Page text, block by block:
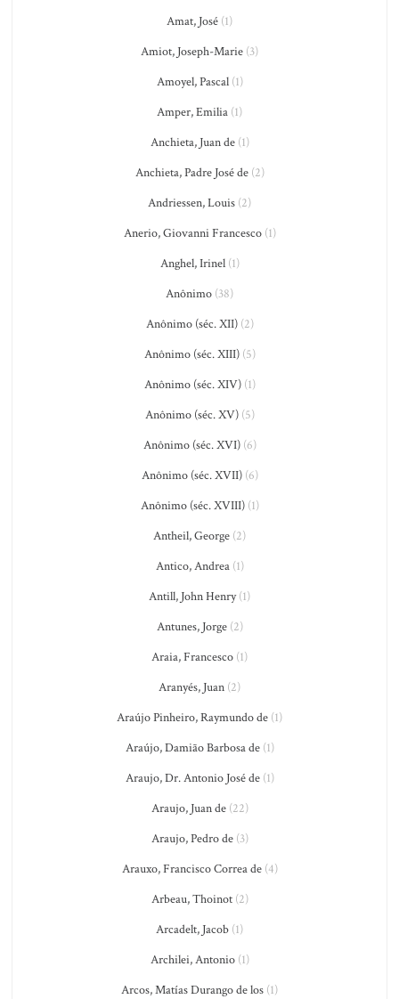
Amat, José (1)
Amiot, Joseph-Marie (3)
Amoyel, Pascal(1)
Amper, Emilia (1)
Anchieta, Juan de(1)
Anchieta, Padre José de(2)
Andriessen, Louis (2)
Anerio, Giovanni Francesco(1)
Anghel, Irinel(1)
Anônimo (38)
Anônimo (séc. XII)(2)
Anônimo (séc. XIII)(5)
Anônimo (séc. XIV)(1)
Anônimo (séc. XV)(5)
Anônimo (séc. XVI)(6)
Anônimo (séc. XVII)(6)
Anônimo (séc. XVIII)(1)
Antheil, George (2)
Antico, Andrea(1)
Antill, John Henry(1)
Antunes, Jorge(2)
Araia, Francesco (1)
Aranyés, Juan (2)
Araújo Pinheiro, Raymundo de (1)
Araújo, Damião Barbosa de(1)
Araujo, Dr. Antonio José de(1)
Araujo, Juan de(22)
Araujo, Pedro de(3)
Arauxo, Francisco Correa de(4)
Arbeau, Thoinot(2)
Arcadelt, Jacob (1)
Archilei, Antonio(1)
Arcos, Matías Durango de los (1)